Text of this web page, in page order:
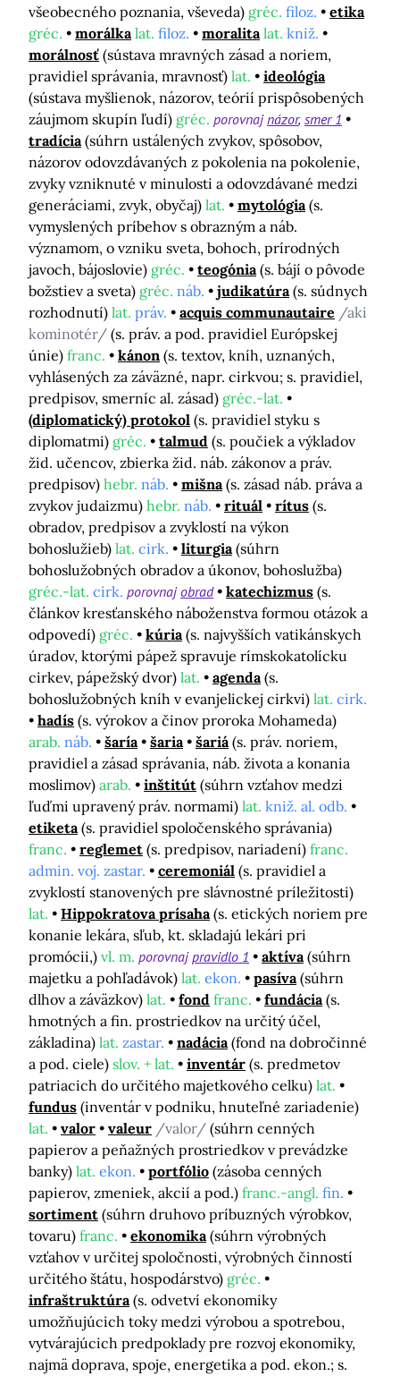
všeobecného poznania, vševeda) gréc. filoz.
etika
gréc.
morálka lat. filoz. moralita lat. kniž.
morálnosť (sústava mravných zásad a noriem,
pravidiel správania, mravnosť) lat.
ideológia
(sústava myšlienok, názorov, teórií prispôsobených
záujmom skupín ľudí) gréc. porovnajnázor smer 1
tradícia (súhrn ustálených zvykov, spôsobov,
názorov odovzdávaných z pokolenia na pokolenie,
zvyky vzniknuté v minulosti a odovzdávané medzi
generáciami, zvyk, obyčaj) lat. mytológia (s.
vymyslených príbehov s obrazným a náb.
významom, o vzniku sveta, bohoch, prírodných
javoch, bájoslovie) gréc. teogónia (s. bájí o pôvode
božstiev a sveta) gréc. náb. judikatúra (s. súdnych
rozhodnutí) lat. práv. acquis communautaire /aki
kominotér/ (s. práv. a pod. pravidiel Európskej
únie) franc. kánon (s. textov, kníh, uznaných,
vyhlásených za záväzné, napr. cirkvou; s. pravidiel,
predpisov, smerníc al. zásad) gréc.-lat.
(diplomatický) protokol (s. pravidiel styku s
diplomatmi) gréc. talmud (s. poučiek a výkladov
žid. učencov, zbierka žid. náb. zákonov a práv.
predpisov) hebr. náb. mišna (s. zásad náb. práva a
zvykov judaizmu) hebr. náb. rituál rítus (s.
obradov, predpisov a zvyklostí na výkon
bohoslužieb) lat. cirk. liturgia (súhrn
bohoslužobných obradov a úkonov, bohoslužba)
gréc.-lat. cirk. porovnajobrad katechizmus (s.
článkov kresťanského náboženstva formou otázok a
odpovedí) gréc. kúria (s. najvyšších vatikánskych
úradov, ktorými pápež spravuje rímskokatolícku
cirkev, pápežský dvor) lat. agenda (s.
bohoslužobných kníh v evanjelickej cirkvi) lat. cirk.
hadís (s. výrokov a činov proroka Mohameda)
arab. náb. šaría šaria šariá (s. práv. noriem,
pravidiel a zásad správania, náb. života a konania
moslimov) arab. inštitút (súhrn vzťahov medzi
ľuďmi upravený práv. normami) lat. kniž. al. odb.
etiketa (s. pravidiel spoločenského správania)
franc.
reglemet (s. predpisov, nariadení) franc.
admin. voj. zastar.
ceremoniál (s. pravidiel a
zvyklostí stanovených pre slávnostné príležitosti)
lat.
Hippokratova prísaha (s. etických noriem pre
konanie lekára, sľub, kt. skladajú lekári pri
promócii,) vl. m. porovnajpravidlo 1 aktíva (súhrn
majetku a pohľadávok) lat. ekon. pasíva (súhrn
dlhov a záväzkov) lat. fond franc. fundácia (s.
hmotných a fin. prostriedkov na určitý účel,
základina) lat. zastar. nadácia (fond na dobročinné
a pod. ciele) slov. + lat. inventár (s. predmetov
patriacich do určitého majetkového celku) lat.
fundus (inventár v podniku, hnuteľné zariadenie)
lat.
valor valeur /valor/ (súhrn cenných
papierov a peňažných prostriedkov v prevádzke
banky) lat. ekon. portfólio (zásoba cenných
papierov, zmeniek, akcií a pod.) franc.-angl. fin.
sortiment (súhrn druhovo príbuzných výrobkov,
tovaru) franc. ekonomika (súhrn výrobných
vzťahov v určitej spoločnosti, výrobných činností
určitého štátu, hospodárstvo) gréc.
infraštruktúra (s. odvetví ekonomiky
umožňujúcich toky medzi výrobou a spotrebou,
vytvárajúcich predpoklady pre rozvoj ekonomiky,
najmä doprava, spoje, energetika a pod. ekon.; s.